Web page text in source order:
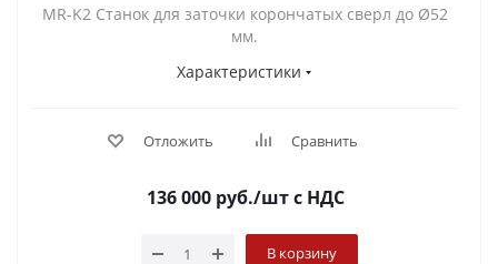
MR-K2 Станок для заточки корончатых сверл до Ø52
мм.
Характеристики
Отложить Сравнить
136 000руб./штс НДС
В корзину